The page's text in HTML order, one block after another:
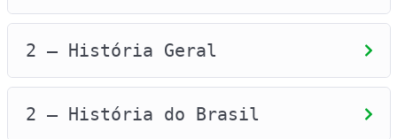
redação.
PLATAFORMA ATÉ JANEIRO DE 2024
2 – História Geral
2 – História do Brasil